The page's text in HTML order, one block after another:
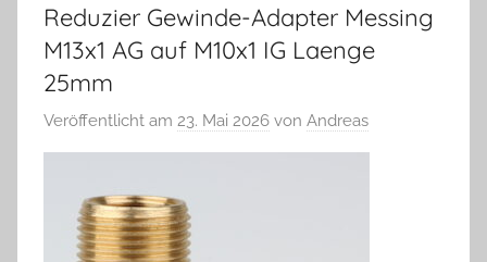
Reduzier Gewinde-Adapter Messing
M13x1 AG auf M10x1 IG Laenge
25mm
Veröffentlicht am 23. Mai 2026 von Andreas